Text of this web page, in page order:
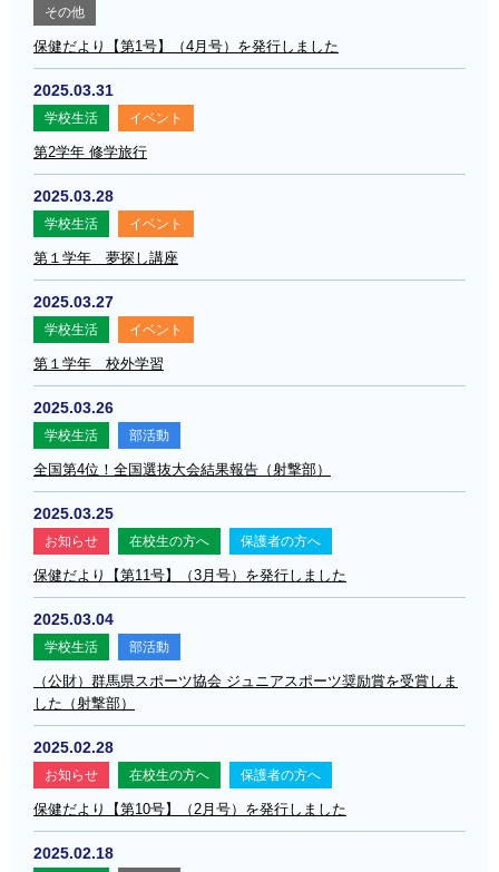
その他
保健だより【第1号】（4月号）を発行しました
2025.03.31
学校生活 イベント
第2学年 修学旅行
2025.03.28
学校生活 イベント
第１学年 夢探し講座
2025.03.27
学校生活 イベント
第１学年 校外学習
2025.03.26
学校生活 部活動
全国第4位！全国選抜大会結果報告（射撃部）
2025.03.25
お知らせ 在校生の方へ 保護者の方へ
保健だより【第11号】（3月号）を発行しました
2025.03.04
学校生活 部活動
（公財）群馬県スポーツ協会 ジュニアスポーツ奨励賞を受賞しま
した（射撃部）
2025.02.28
お知らせ 在校生の方へ 保護者の方へ
保健だより【第10号】（2月号）を発行しました
2025.02.18